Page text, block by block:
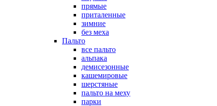
прямые
приталенные
зимние
без меха
Пальто
все пальто
альпака
демисезонные
кашемировые
шерстяные
пальто на меху
парки